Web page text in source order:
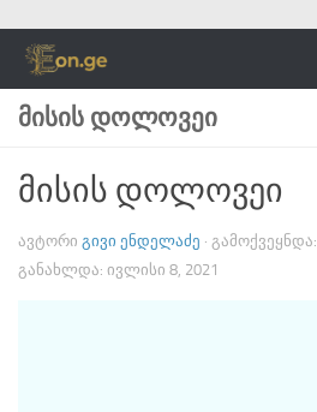
Skip to content
ᲛᲘᲡᲘᲡ ᲓᲝᲚᲝᲕᲔᲘ
მისის დოლოვეი
ᲐᲕᲢᲝᲠᲘ ᲒᲘᲕᲘ ᲔᲜᲓᲔᲚᲐᲫᲔ · ᲒᲐᲛᲝᲥᲕᲔᲧᲜᲓᲐ:
ᲒᲐᲜᲐᲮᲚᲓᲐ: ᲘᲕᲚᲘᲡᲘ 8, 2021